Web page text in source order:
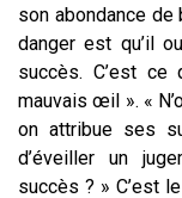
son abondance
danger est qu’il
succès. C’est
mauvais œil ». «
on attribue ses
d’éveiller un
succès ? » C’est